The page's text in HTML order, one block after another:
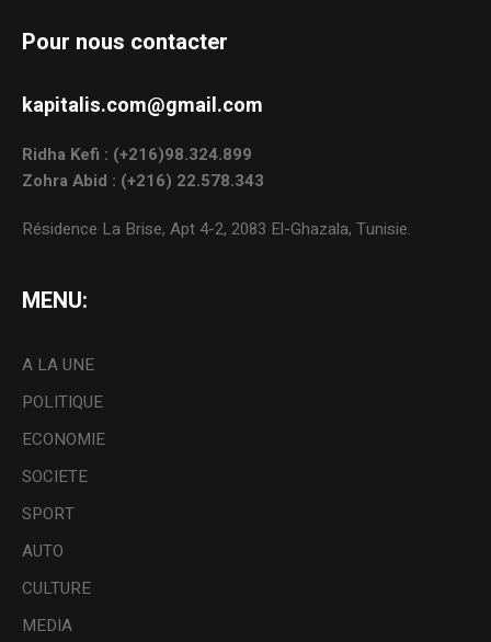
Pour nous contacter
kapitalis.com@gmail.com
Ridha Kefi : (+216)98.324.899
Zohra Abid : (+216) 22.578.343
Résidence La Brise, Apt 4-2, 2083 El-Ghazala, Tunisie.
MENU:
A LA UNE
POLITIQUE
ECONOMIE
SOCIETE
SPORT
AUTO
CULTURE
MEDIA